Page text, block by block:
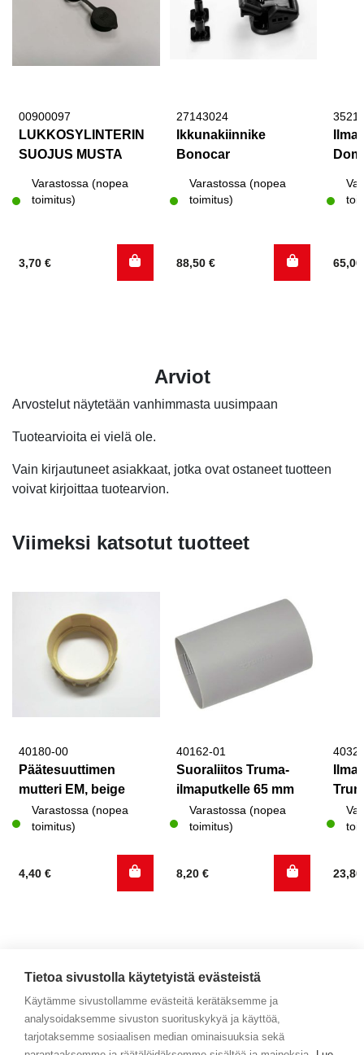
00900097
LUKKOSYLINTERIN
SUOJUS MUSTA
Varastossa (nopea
toimitus)
3,70 €
27143024
Ikkunakiinnike
Bonocar
Varastossa (nopea
toimitus)
88,50 €
Arviot
Arvostelut näytetään vanhimmasta uusimpaan
Tuotearvioita ei vielä ole.
Vain kirjautuneet asiakkaat, jotka ovat ostaneet tuotteen
voivat kirjoittaa tuotearvion.
Viimeksi katsotut tuotteet
40180-00
Päätesuuttimen
mutteri EM, beige
Varastossa (nopea
toimitus)
4,40 €
40162-01
Suoraliitos Truma-
ilmaputkelle 65 mm
Varastossa (nopea
toimitus)
8,20 €
Yhteystiedot
Tietoa sivustolla käytetyistä evästeistä
Käytämme sivustollamme evästeitä kerätäksemme ja
analysoidaksemme sivuston suorituskykyä ja käyttöä,
tarjotaksemme sosiaalisen median ominaisuuksia sekä